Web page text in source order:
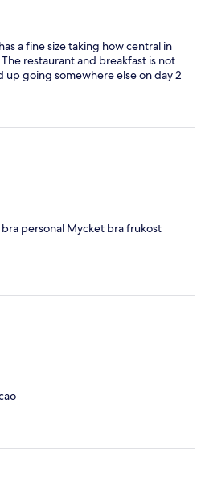
a fine size taking how central in
restaurant and breakfast is not
going somewhere else on day 2
personal Mycket bra frukost